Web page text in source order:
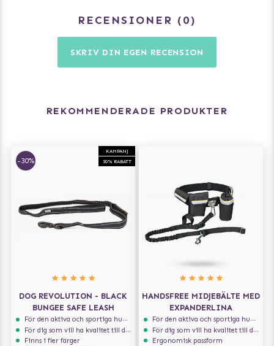
RECENSIONER 0
SKRIV DIN EGEN RECENSION
REKOMMENDERADE PRODUKTER
KAMPANJ
30% RABATT
-30%
DOG REVOLUTION - BLACK
BUNGEE SAFE LEASH
För den aktiva och sportiga hunden
För dig som vill ha kvalitet till din hund!
Finns i fler färger
HANDSFREE MIDJEBÄLTE MED
EXPANDERLINA
För den aktiva och sportiga hunden
För dig som vill ha kvalitet till din hund!
Ergonomisk passform